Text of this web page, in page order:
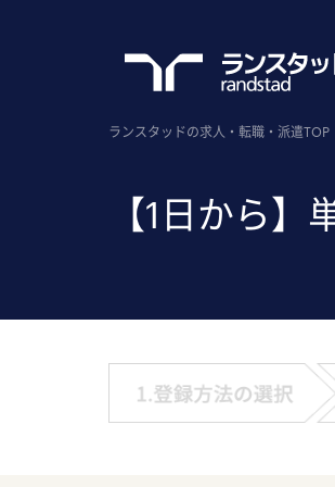
ランスタッドの求人・転職・派遣TOP
【1日から